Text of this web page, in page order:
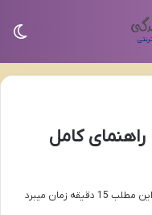
۴۰۰۰۰ ساله: راهنمای کامل
دقیقه زمان میبرد